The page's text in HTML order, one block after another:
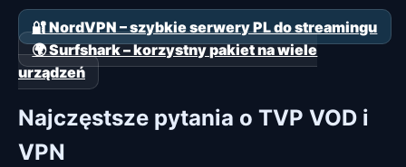
🔐 NordVPN – szybkie serwery PL do streamingu
🌍 Surfshark – korzystny pakiet na wiele
urządzeń
Najczęstsze pytania o TVP VOD i
VPN